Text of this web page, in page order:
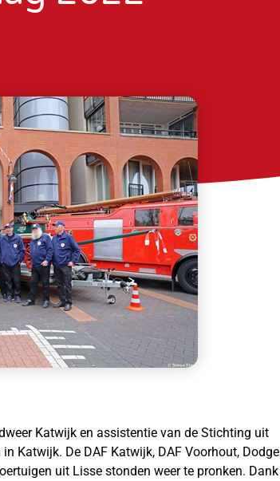
Katwijk en assistentie van de Stichting uit
Katwijk. De DAF Katwijk, DAF Voorhout, Dodge
uit Lisse stonden weer te pronken. Dank